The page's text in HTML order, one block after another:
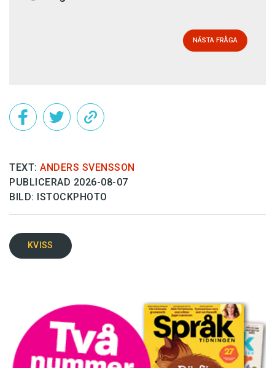
NÄSTA FRÅGA
TEXT: ANDERS SVENSSON
PUBLICERAD 2026-08-07
BILD: ISTOCKPHOTO
KVISS